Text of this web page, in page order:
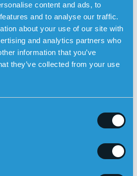
content and ads, to
and to analyse our traffic.
about your use of our site with
and analytics partners who
information that you’ve
they’ve collected from your use
och bålen hjälper till att
och motverka fall. Regelbunden
efter den äldres förmåga,
för balansen och den
hälsan.
biverkningar som yrsel eller
den äldre personens medicinering
för att säkerställa att inga
automatiskt fall-larm kan öka